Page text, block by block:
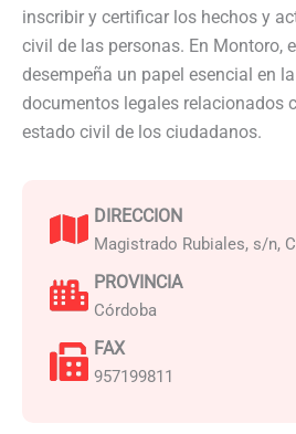
inscribir y certificar los hechos y
civil de las personas. En Montoro,
desempeña un papel esencial en
documentos legales relacionados
estado civil de los ciudadanos.
DIRECCION
Magistrado Rubiales, s/n,
PROVINCIA
Córdoba
FAX
957199811